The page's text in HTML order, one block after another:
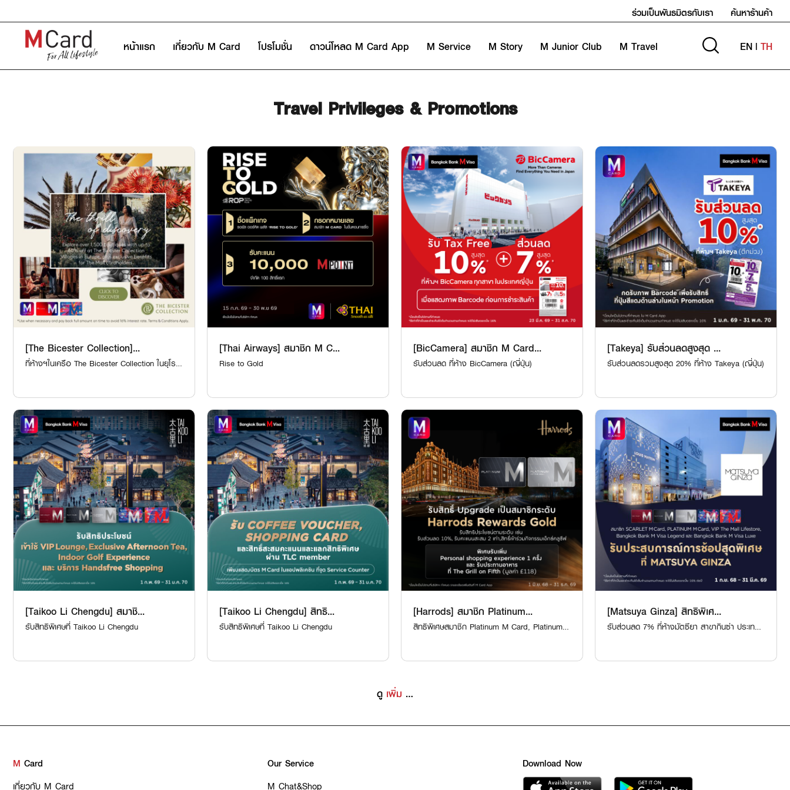
ร่วมเป็นพันธมิตรกับเรา ค้นหาร้านค้า
หน้าแรก เกี่ยวกับ M Card โปรโมชั่น ดาวน์โหลด M Card App M Service M Story M Junior Club M Travel EN | TH
Travel Privileges & Promotions
[The Bicester Collection]...
ที่ห้างฯในเครือ The Bicester Collection ในยุโรป
[Thai Airways] สมาชิก M C...
Rise to Gold
[BicCamera] สมาชิก M Card...
รับส่วนลด ที่ห้าง BicCamera (ญี่ปุ่น)
[Takeya] รับส่วนลดสูงสุด ...
รับส่วนลดรวมสูงสุด 20% ที่ห้าง Takeya (ญี่ปุ่น)
[Taikoo Li Chengdu] สมาชิ...
รับสิทธิพิเศษที่ Taikoo Li Chengdu
[Taikoo Li Chengdu] สิทธิ...
รับสิทธิพิเศษที่ Taikoo Li Chengdu
[Harrods] สมาชิก Platinum...
สิทธิพิเศษสมาชิก Platinum M Card, Platinum
[Matsuya Ginza] สิทธิพิเศ...
รับส่วนลด 7% ที่ห้างมัตซึยา สาขากินซ่า ประเทศ
ดู เพิ่ม …
M Card
เกี่ยวกับ M Card
Our Service
M Chat&Shop
Download Now